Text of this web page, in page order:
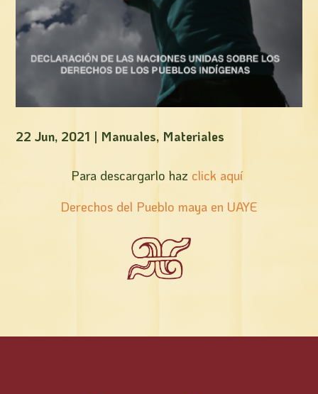
22 Jun, 2021 | Manuales, Materiales
Para descargarlo haz click aquí
Derechos del Pueblo maya en UAYE